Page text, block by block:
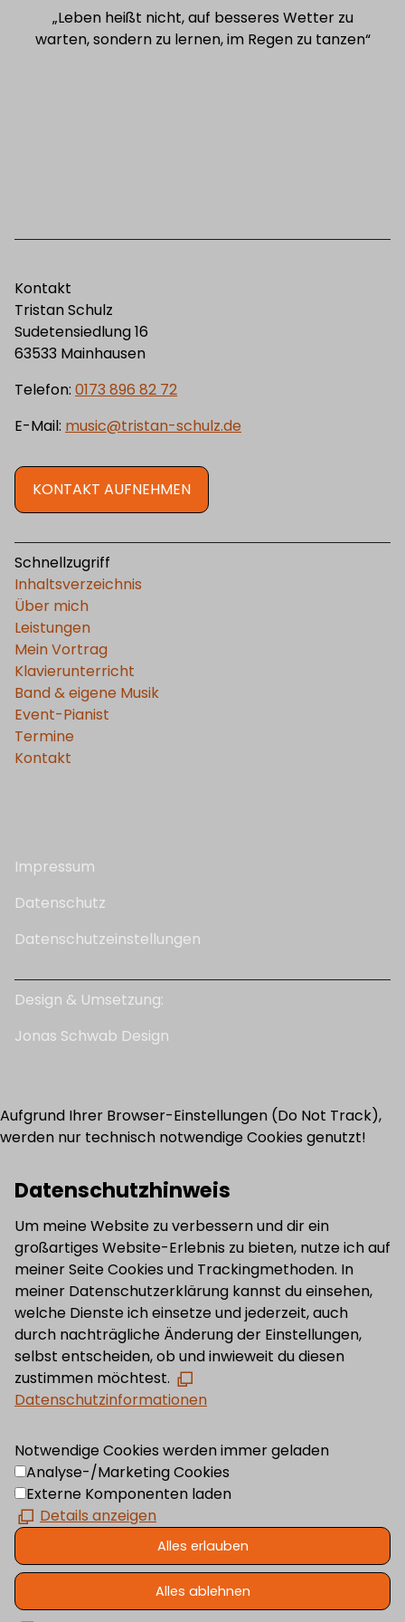
„Leben heißt nicht, auf besseres Wetter zu
warten,sondern zu lernen, im Regen zu tanzen“
Kontakt
Tristan Schulz
Sudetensiedlung 16
63533 Mainhausen
Telefon: 0173 896 82 72
E-Mail: music@tristan-schulz.de
KONTAKT AUFNEHMEN
Schnellzugriff
Inhaltsverzeichnis
Über mich
Leistungen
Mein Vortrag
Klavierunterricht
Band & eigene Musik
Event-Pianist
Termine
Kontakt
Impressum
Datenschutz
Datenschutzeinstellungen
Design & Umsetzung:
Jonas Schwab Design
Aufgrund Ihrer Browser-Einstellungen (Do Not Track),
werden nur technisch notwendige Cookies genutzt!
Datenschutzhinweis
Um meine Website zu verbessern und dir ein
großartiges Website-Erlebnis zu bieten, nutze ich auf
meiner Seite Cookies und Trackingmethoden. In
meiner Datenschutzerklärung kannst du einsehen,
welche Dienste ich einsetze und jederzeit, auch
durch nachträgliche Änderung der Einstellungen,
selbst entscheiden, ob und inwieweit du diesen
zustimmen möchtest.
Datenschutzinformationen
Notwendige Cookies werden immer geladen
Analyse-/Marketing Cookies
Externe Komponenten laden
Details anzeigen
Alles erlauben
Alles ablehnen